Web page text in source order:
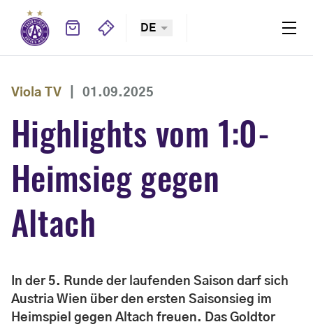
DE
Viola TV 01.09.2025
Highlights vom 1:0-
Heimsieg gegen
Altach
In der 5. Runde der laufenden Saison darf sich
Austria Wien über den ersten Saisonsieg im
Heimspiel gegen Altach freuen. Das Goldtor